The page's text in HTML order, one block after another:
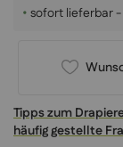
• sofort lieferbar
Tipps zum
häufig gestellte